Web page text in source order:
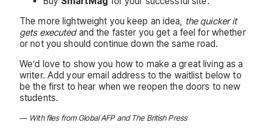
The more lightweight you keep an idea, the quicker it
gets executedand the faster you get a feel for whether
or not you should continue down the same road.
We’d love to show you how to make a great living as a
writer. Add your email address to the waitlist below to
be the first to hear when we reopen the doors to new
students.
— With files from Global AFP and The British Press